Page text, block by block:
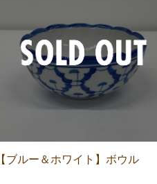
【ブルー＆ホワイト】ボウル